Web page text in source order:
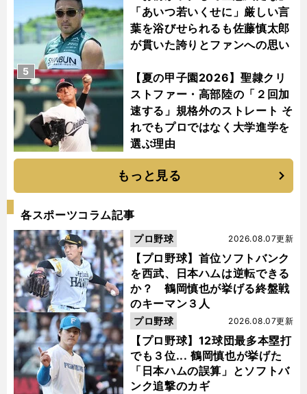
「あいつ若いくせに」厳しい言
葉を浴びせられるも佐藤慎太郎
が貫いた誇りとファンへの思い
【夏の甲子園2026】聖隷クリ
ストファー・高部陸の「２回加
速する」規格外のストレート そ
れでもプロではなく大学進学を
選ぶ理由
5
もっと見る
各スポーツコラム記事
【プロ野球】首位ソフトバンク
を西武、日本ハムは逆転できる
か？ 鶴岡慎也が挙げる終盤戦
のキーマン３人
2026.08.07更新
プロ野球
【プロ野球】12球団最多本塁打
でも３位... 鶴岡慎也が挙げた
「日本ハムの誤算」とソフトバ
ンク追撃のカギ
2026.08.07更新
プロ野球